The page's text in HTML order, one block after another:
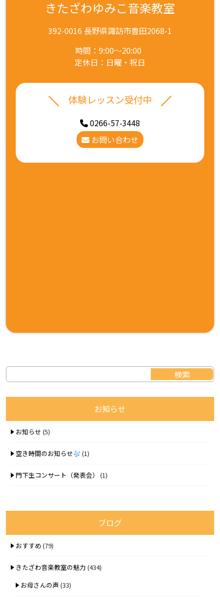
きたざわゆみこ音楽教室
392-0016 長野県諏訪市豊田2068-1
時間：9:00～20:00
定休日：日曜・祝日
体験レッスン受付中
0266-57-3448
お問い合わせ
お知らせ
お知らせ (5)
空き時間のお知らせ (1)
門下生コンサート（発表会） (1)
ブログ
おすすめ (79)
きたざわ音楽教室の魅力 (434)
お母さんの声 (33)